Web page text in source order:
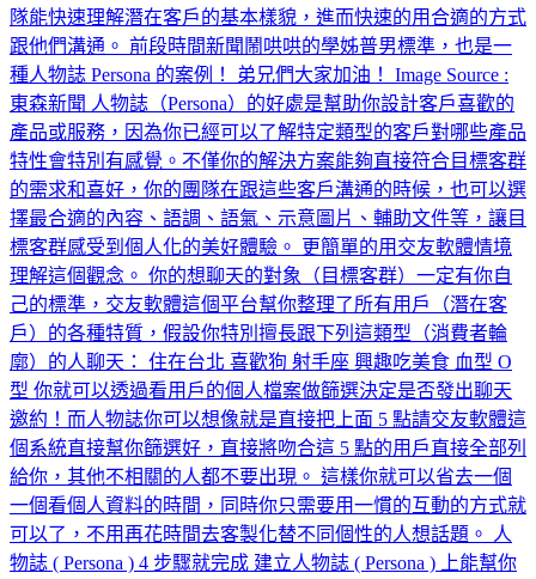
隊能快速理解潛在客戶的基本樣貌，進而快速的用合適的方式
跟他們溝通。 前段時間新聞鬧哄哄的學姊普男標準，也是一
種人物誌 Persona 的案例！ 弟兄們大家加油！ Image Source :
東森新聞 人物誌（Persona）的好處是幫助你設計客戶喜歡的
產品或服務，因為你已經可以了解特定類型的客戶對哪些產品
特性會特別有感覺。不僅你的解決方案能夠直接符合目標客群
的需求和喜好，你的團隊在跟這些客戶溝通的時候，也可以選
擇最合適的內容、語調、語氣、示意圖片、輔助文件等，讓目
標客群感受到個人化的美好體驗。 更簡單的用交友軟體情境
理解這個觀念。 你的想聊天的對象（目標客群）一定有你自
己的標準，交友軟體這個平台幫你整理了所有用戶（潛在客
戶）的各種特質，假設你特別擅長跟下列這類型（消費者輪
廓）的人聊天： 住在台北 喜歡狗 射手座 興趣吃美食 血型 O
型 你就可以透過看用戶的個人檔案做篩選決定是否發出聊天
邀約！而人物誌你可以想像就是直接把上面 5 點請交友軟體這
個系統直接幫你篩選好，直接將吻合這 5 點的用戶直接全部列
給你，其他不相關的人都不要出現。 這樣你就可以省去一個
一個看個人資料的時間，同時你只需要用一慣的互動的方式就
可以了，不用再花時間去客製化替不同個性的人想話題。 人
物誌 ( Persona ) 4 步驟就完成 建立人物誌 ( Persona ) 上能幫你